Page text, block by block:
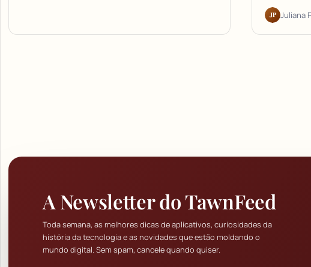
JP Juliana
A Newsletter do TawnFeed
Toda semana, as melhores dicas de aplicativos, curiosidades da
história da tecnologia e as novidades que estão moldando o
mundo digital. Sem spam, cancele quando quiser.